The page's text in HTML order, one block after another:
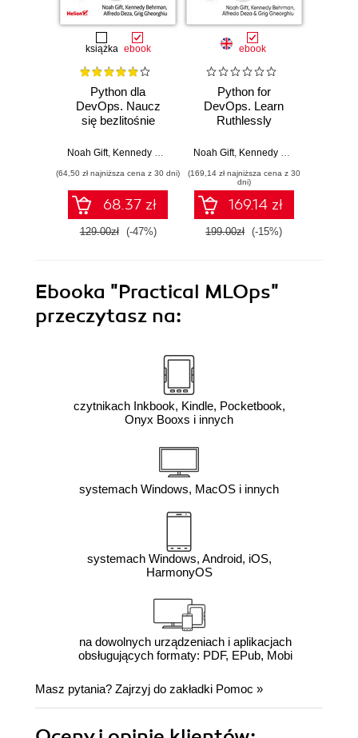
książka ebook
Python dla
DevOps. Naucz
się bezlitośnie
automatyzacji
Noah Gift, Kennedy Behrman ,Alfredo Deza,Grig Gheorghiu
(64,50 zł najniższa cena z 30 dni)
68.37 zł
129.00zł (-47%)
ebook
Python for
DevOps. Learn
Ruthlessly
Automation
Noah Gift, Kennedy Behrman
(169,14 zł najniższa cena z 30
dni)
169.14 zł
199.00zł (-15%)
Ebooka "Practical MLOps"
przeczytasz na:
czytnikach Inkbook, Kindle, Pocketbook,
Onyx Booxs i innych
systemach Windows, MacOS i innych
systemach Windows, Android, iOS,
HarmonyOS
na dowolnych urządzeniach i aplikacjach
obsługujących formaty: PDF, EPub, Mobi
Masz pytania? Zajrzyj do zakładki Pomoc »